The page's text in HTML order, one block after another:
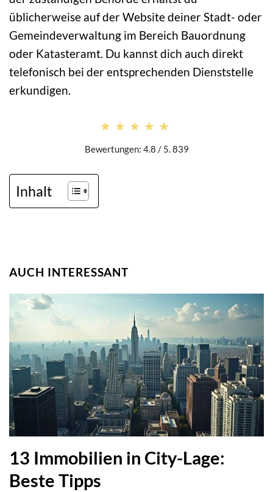
üblicherweise auf der Website deiner Stadt- oder
Gemeindeverwaltung im Bereich Bauordnung
oder Katasteramt. Du kannst dich auch direkt
telefonisch bei der entsprechenden Dienststelle
erkundigen.
★★★★★
★★★★★
Bewertungen: 4.8 / 5. 839
Inhalt
AUCH INTERESSANT
13 Immobilien in City-Lage:
Beste Tipps